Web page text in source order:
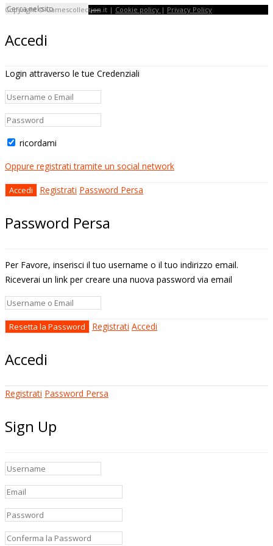
Copyright © Gamescollection.it | Cookie policy | Privacy Policy
Accedi
Login attraverso le tue Credenziali
ricordami
Oppure registrati tramite un social network
Registrati Password Persa
Password Persa
Per Favore, inserisci il tuo username o il tuo indirizzo email.
Riceverai un link per creare una nuova password via email
Registrati Accedi
Accedi
Registrati Password Persa
Sign Up